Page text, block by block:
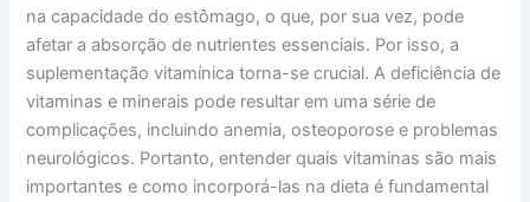
na capacidade do estômago, o que, por sua vez, pode
afetar a absorção de nutrientes essenciais. Por isso, a
suplementação vitamínica torna-se crucial. A deficiência de
vitaminas e minerais pode resultar em uma série de
complicações, incluindo anemia, osteoporose e problemas
neurológicos. Portanto, entender quais vitaminas são mais
importantes e como incorporá-las na dieta é fundamental